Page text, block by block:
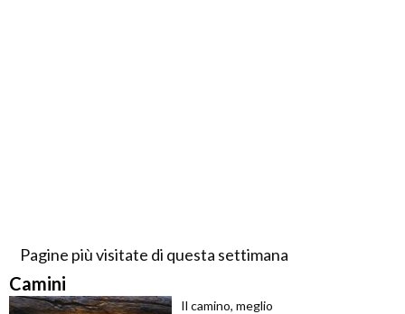
Pagine più visitate di questa settimana
Camini
Il camino, meglio